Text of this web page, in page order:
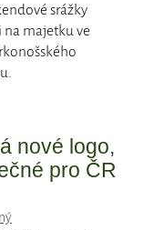
srážky
na majetku ve
nové logo,
pro ČR